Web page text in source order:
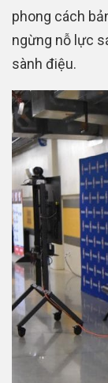
phong cách
ngừng nỗ lực
sành điệu.